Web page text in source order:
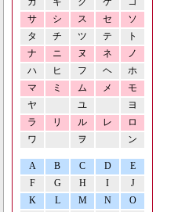
サ
シ ス セ
ソ
タ
チ ツ テ
ト
ナ
ニ ヌ ネ
ノ
ハ
ヒ フ ヘ
ホ
マ
ミ ム メ
モ
ヤ
ユ
ヨ
ラ
リ ル レ
ロ
ワ
ヲ ン
A B C D
E
F
G H I
J
K
L M N O